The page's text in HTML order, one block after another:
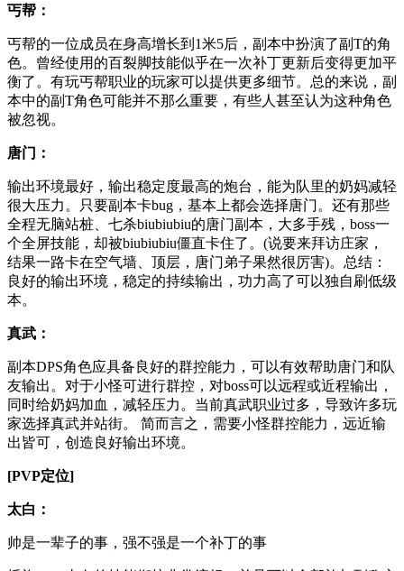
丐帮：
丐帮的一位成员在身高增长到1米5后，副本中扮演了副T的角
色。曾经使用的百裂脚技能似乎在一次补丁更新后变得更加平
衡了。有玩丐帮职业的玩家可以提供更多细节。总的来说，副
本中的副T角色可能并不那么重要，有些人甚至认为这种角色
被忽视。
唐门：
输出环境最好，输出稳定度最高的炮台，能为队里的奶妈减轻
很大压力。只要副本卡bug，基本上都会选择唐门。还有那些
全程无脑站桩、七杀biubiubiu的唐门副本，大多手残，boss一
个全屏技能，却被biubiubiu僵直卡住了。(说要来拜访庄家，
结果一路卡在空气墙、顶层，唐门弟子果然很厉害)。总结：
良好的输出环境，稳定的持续输出，功力高了可以独自刷低级
本。
真武：
副本DPS角色应具备良好的群控能力，可以有效帮助唐门和队
友输出。对于小怪可进行群控，对boss可以远程或近程输出，
同时给奶妈加血，减轻压力。当前真武职业过多，导致许多玩
家选择真武并站街。 简而言之，需要小怪群控能力，远近输
出皆可，创造良好输出环境。
[PVP定位]
太白：
帅是一辈子的事，强不强是一个补丁的事